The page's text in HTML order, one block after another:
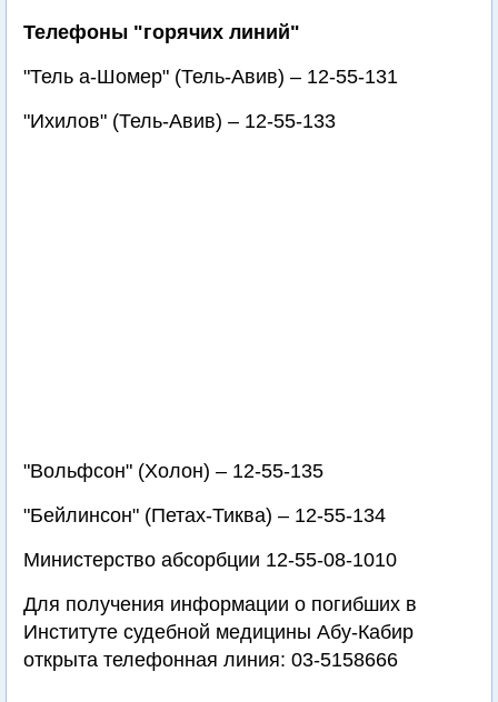
Телефоны "горячих линий"
"Тель а-Шомер" (Тель-Авив) – 12-55-131
"Ихилов" (Тель-Авив) – 12-55-133
"Вольфсон" (Холон) – 12-55-135
"Бейлинсон" (Петах-Тиква) – 12-55-134
Министерство абсорбции 12-55-08-1010
Для получения информации о погибших в
Институте судебной медицины Абу-Кабир
открыта телефонная линия: 03-5158666